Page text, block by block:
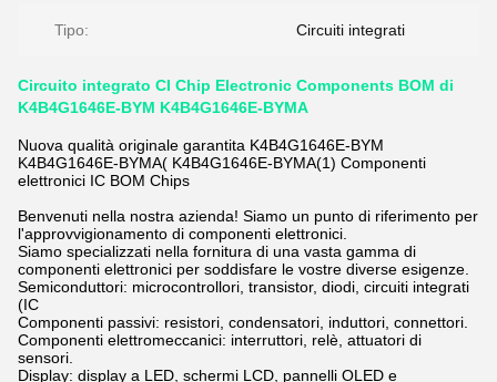
Tipo: Circuiti integrati
Circuito integrato CI Chip Electronic Components BOM di
K4B4G1646E-BYM K4B4G1646E-BYMA
Nuova qualità originale garantita K4B4G1646E-BYM
K4B4G1646E-BYMA( K4B4G1646E-BYMA(1) Componenti
elettronici IC BOM Chips
Benvenuti nella nostra azienda! Siamo un punto di riferimento per
l'approvvigionamento di componenti elettronici.
Siamo specializzati nella fornitura di una vasta gamma di
componenti elettronici per soddisfare le vostre diverse esigenze.
Semiconduttori: microcontrollori, transistor, diodi, circuiti integrati
(IC
Componenti passivi: resistori, condensatori, induttori, connettori.
Componenti elettromeccanici: interruttori, relè, attuatori di
sensori.
Display: display a LED, schermi LCD, pannelli OLED e